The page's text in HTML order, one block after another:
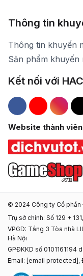
Thông tin
Thông tin khuyến
Sản phẩm khuyến
Kết nối với
HacomHacom
Website thành viên
© 2024 Công ty Cổ phần
Trụ sở chính: Số 129 +
VPGD: Tầng 3 Tòa nhà
Hà Nội
GPĐKKD số 0101161194
Email: [email protected] ,